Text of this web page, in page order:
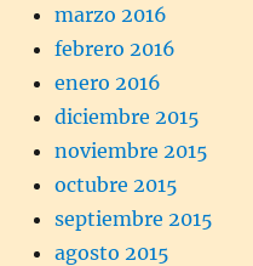
marzo 2016
febrero 2016
enero 2016
diciembre 2015
noviembre 2015
octubre 2015
septiembre 2015
agosto 2015